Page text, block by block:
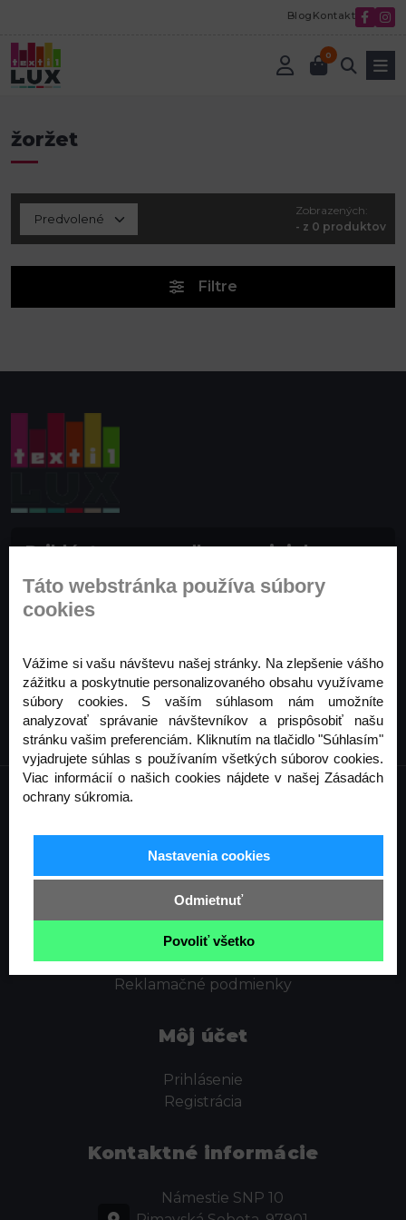
Blog Kontakt
0
Úvod
žoržet
Zobrazených:
- z 0 produktov
Filtre
Prihláste sa na odber noviniek
Buďte prvý, kto to vie. Zaregistrujte sa na odber
noviniek ešte dnes
Informácie
Ochrana osobných údajov
Odstúpenie od zmluvy
Cookies
Obchodné podmienky
Kontakt
Reklamačné podmienky
Môj účet
Prihlásenie
Registrácia
Kontaktné informácie
Námestie SNP 10
Táto webstránka používa súbory
cookies
Vážime si vašu návštevu našej stránky. Na zlepšenie vášho
zážitku a poskytnutie personalizovaného obsahu využívame
súbory cookies. S vaším súhlasom nám umožníte
analyzovať správanie návštevníkov a prispôsobiť našu
stránku vašim preferenciám. Kliknutím na tlačidlo "Súhlasím"
vyjadrujete súhlas s používaním všetkých súborov cookies.
Viac informácií o našich cookies nájdete v našej Zásadách
ochrany súkromia.
Nastavenia cookies
Odmietnuť
Povoliť všetko